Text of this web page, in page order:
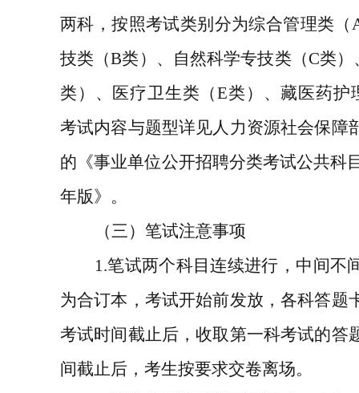
两科，按照考试类别分为综合管理类（
技类（B类）、自然科学专技类（C类）
类）、医疗卫生类（E类）、藏医药护
考试内容与题型详见人力资源社会保障
的《事业单位公开招聘分类考试公共科
年版》。
（三）笔试注意事项
1.笔试两个科目连续进行，中间不
为合订本，考试开始前发放，各科答题
考试时间截止后，收取第一科考试的答
间截止后，考生按要求交卷离场。